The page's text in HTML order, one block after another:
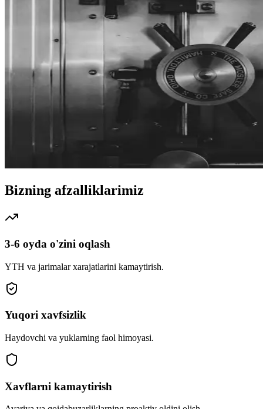
Bizning afzalliklarimiz
3-6 oyda o'zini oqlash
YTH va jarimalar xarajatlarini kamaytirish.
Yuqori xavfsizlik
Haydovchi va yuklarning faol himoyasi.
Xavflarni kamaytirish